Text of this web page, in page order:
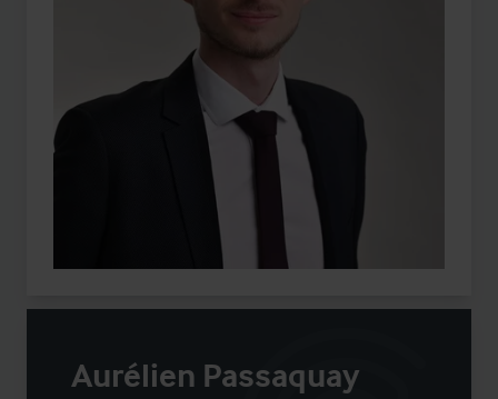
Aurélien Passaquay